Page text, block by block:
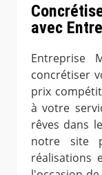
avec
concrétiser
prix
à votre
rêves dans
notre site
réalisations